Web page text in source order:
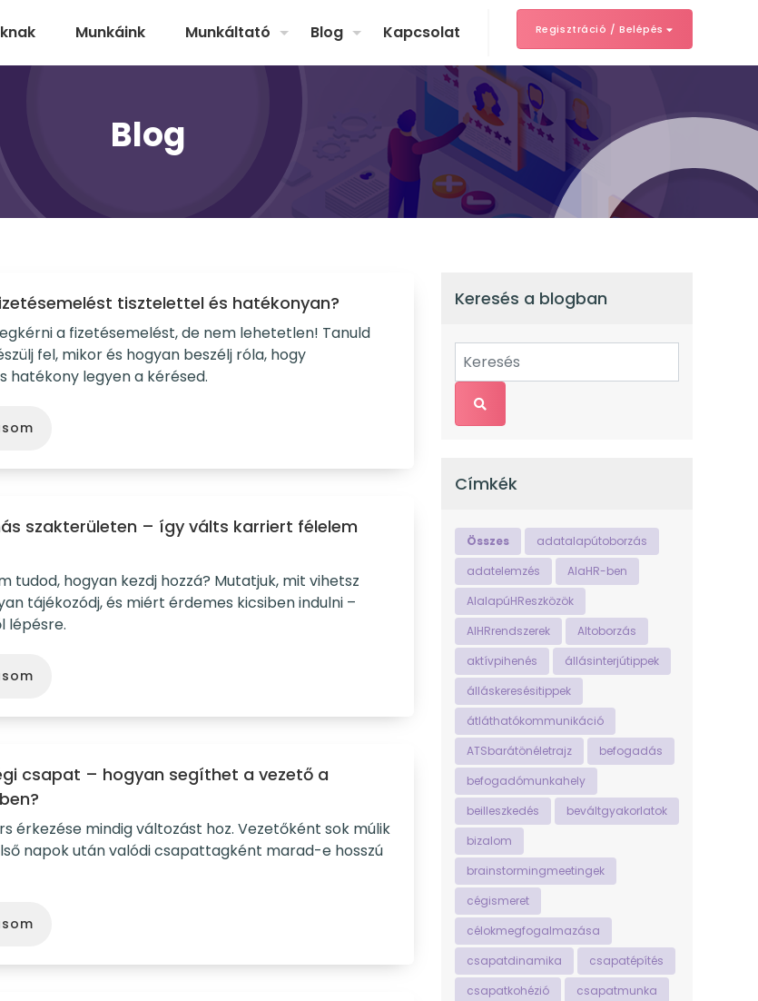
Munkáink Munkáltató Blog Kapcsolat Regisztráció / Belépés
Blog
tisztelettel és hatékonyan?
a fizetésemelést, de nem lehetetlen! Tanuld
fel, mikor és hogyan beszélj róla, hogy
hatékony legyen a kérésed.
szakterületen – így válts karriert félelem
tudod, hogyan kezdj hozzá? Mutatjuk, mit vihetsz
tájékozódj, és miért érdemes kicsiben indulni –
lépésre.
csapat – hogyan segíthet a vezető a
érkezése mindig változást hoz. Vezetőként sok múlik
napok után valódi csapattagként marad-e hosszú
Keresés a blogban
Címkék
Összes
adatalapútoborzás
adatelemzés
AIaHR-ben
AIalapúHReszközök
AIHRrendszerek
AItoborzás
aktívpihenés
állásinterjútippek
álláskeresésitippek
átláthatókommunikáció
ATSbarátönéletrajz
befogadás
befogadómunkahely
beilleszkedés
beváltgyakorlatok
bizalom
brainstormingmeetingek
cégismeret
célokmegfogalmazása
csapatdinamika
csapatépítés
csapatkohézió
csapatmunka